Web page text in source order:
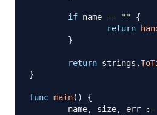
if name == ""
{
return
}
return strings .
}
func main( )
{
	name
, size, err :=